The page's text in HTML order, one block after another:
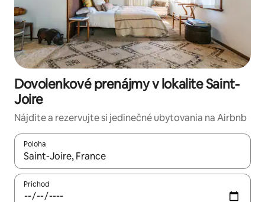
Dovolenkové prenájmy v lokalite Saint-
Joire
Nájdite a rezervujte si jedinečné ubytovania na Airbnb
Poloha
Keď budú výsledky k dispozícii, môžete si ich prechádzať
Príchod